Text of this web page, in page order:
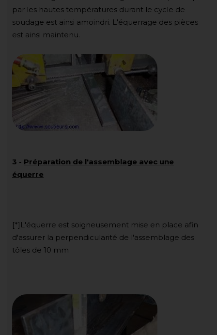
par les hautes températures durant le cycle de
soudage est ainsi amoindri. L'équerrage des pièces
est ainsi maintenu.
3 - Préparation de l'assemblage avec une
équerre
[*]L'équerre est soigneusement mise en place afin
d'assurer la perpendicularité de l'assemblage des
tôles de 10 mm